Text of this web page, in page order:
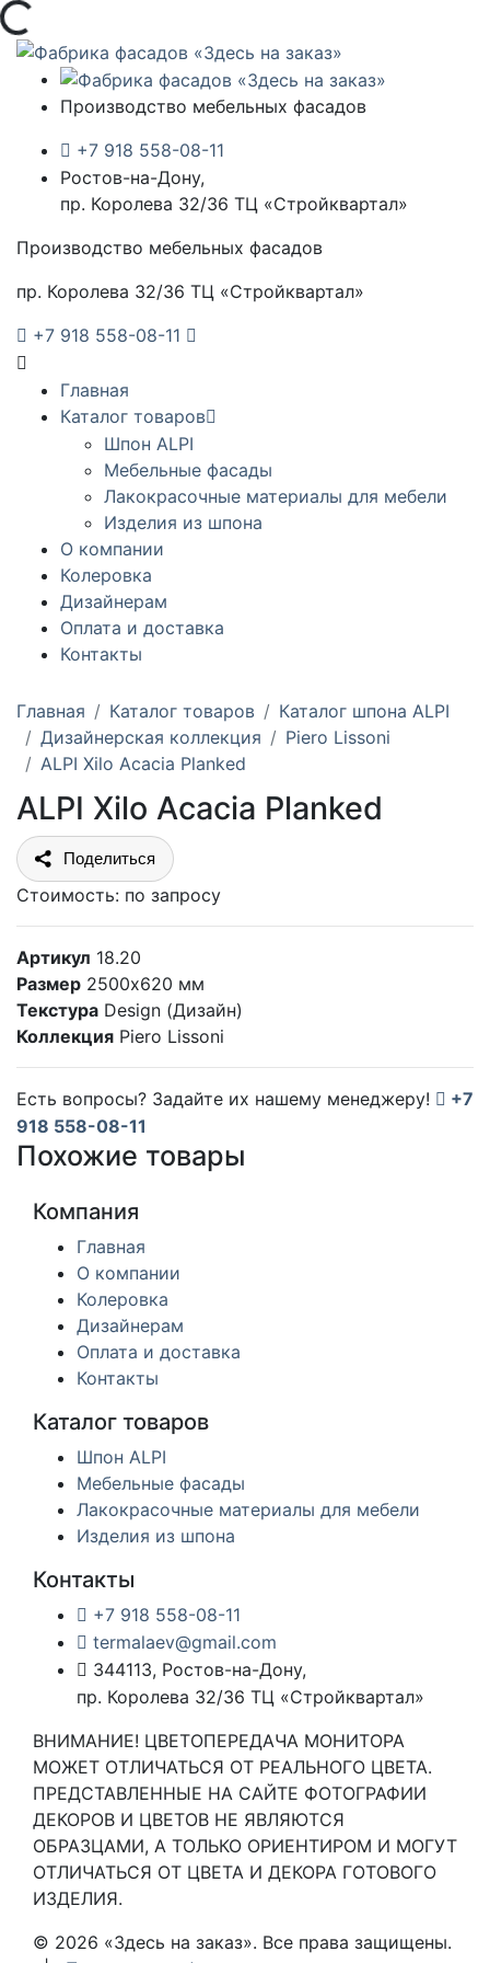
Загрузка...
Производство мебельных фасадов
+7 918 558-08-11
Ростов-на-Дону,
пр. Королева 32/36 ТЦ «Стройквартал»
Производство мебельных фасадов
пр. Королева 32/36 ТЦ «Стройквартал»
+7 918 558-08-11
Главная
Каталог товаров
Шпон ALPI
Мебельные фасады
Лакокрасочные материалы для мебели
Изделия из шпона
О компании
Колеровка
Дизайнерам
Оплата и доставка
Контакты
Главная Каталог товаров
Каталог шпона ALPI
Дизайнерская коллекция
Piero Lissoni
ALPI Xilo Acacia Planked
ALPI Xilo Acacia Planked
Поделиться
Стоимость: по запросу
Артикул 18.20
Размер 2500х620 мм
Текстура Design (Дизайн)
Коллекция Piero Lissoni
Есть вопросы? Задайте их нашему менеджеру!
+7
918 558-08-11
Похожие товары
Компания
Главная
О компании
Колеровка
Дизайнерам
Оплата и доставка
Контакты
Каталог товаров
Шпон ALPI
Мебельные фасады
Лакокрасочные материалы для мебели
Изделия из шпона
Контакты
+7 918 558-08-11
termalaev@gmail.com
344113, Ростов-на-Дону,
пр. Королева 32/36 ТЦ «Стройквартал»
ВНИМАНИЕ! ЦВЕТОПЕРЕДАЧА МОНИТОРА
МОЖЕТ ОТЛИЧАТЬСЯ ОТ РЕАЛЬНОГО ЦВЕТА.
ПРЕДСТАВЛЕННЫЕ НА САЙТЕ ФОТОГРАФИИ
ДЕКОРОВ И ЦВЕТОВ НЕ ЯВЛЯЮТСЯ
ОБРАЗЦАМИ, А ТОЛЬКО ОРИЕНТИРОМ И МОГУТ
ОТЛИЧАТЬСЯ ОТ ЦВЕТА И ДЕКОРА ГОТОВОГО
ИЗДЕЛИЯ.
© 2026 «Здесь на заказ». Все права защищены.